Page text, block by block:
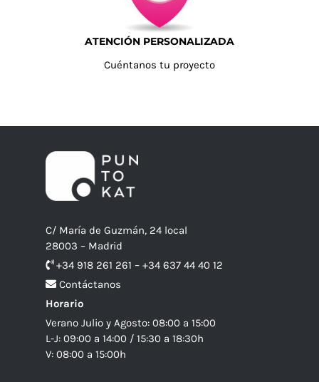
ATENCIÓN PERSONALIZADA
Cuéntanos tu proyecto
C/ María de Guzmán, 24 local
28003 – Madrid
+34 918 261 261 – +34 637 44 40 12
Contáctanos
Horario
Verano Julio y Agosto: 08:00 a 15:00
L-J: 09:00 a 14:00 / 15:30 a 18:30h
V: 08:00 a 15:00h